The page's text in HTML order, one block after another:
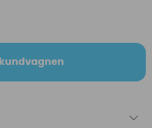
kundvagnen